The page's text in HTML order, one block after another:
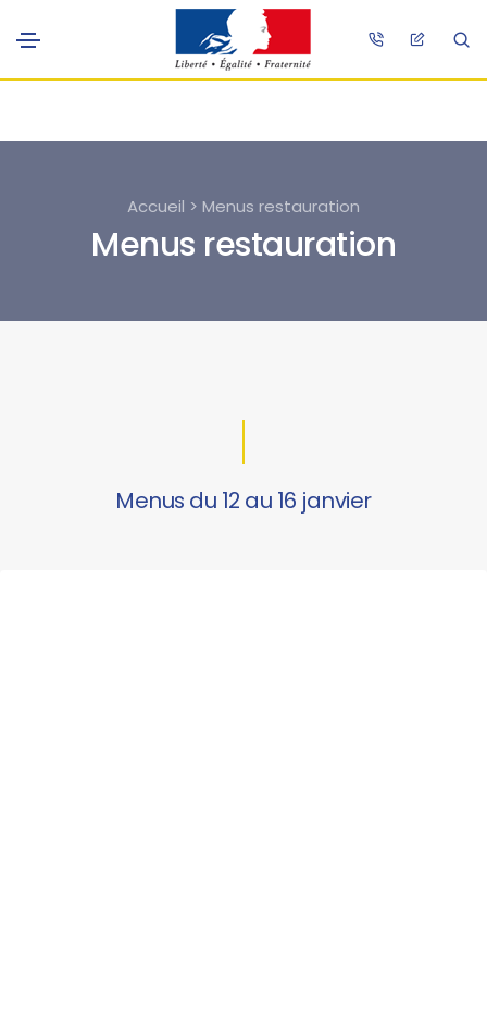
Accueil > Menus restauration
Menus restauration
Menus du 12 au 16 janvier